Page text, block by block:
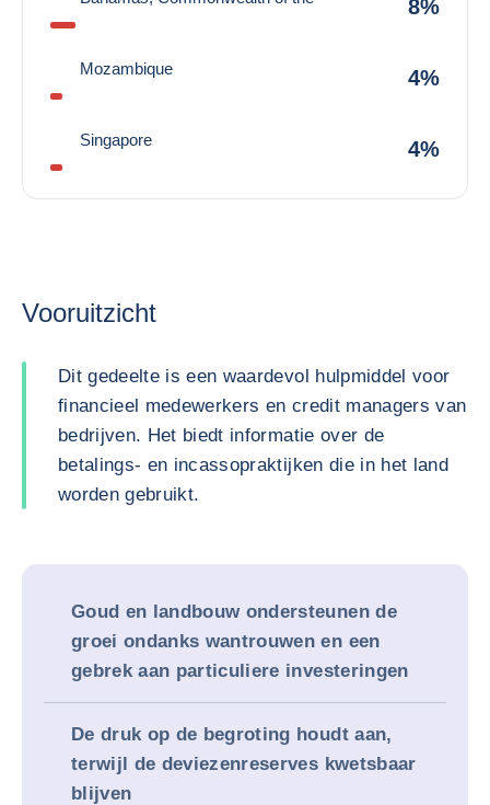
8%
Mozambique 4%
Singapore 4%
Vooruitzicht
Dit gedeelte is een waardevol hulpmiddel voor
financieel medewerkers en credit managers van
bedrijven. Het biedt informatie over de
betalings- en incassopraktijken die in het land
worden gebruikt.
Goud en landbouw ondersteunen de
groei ondanks wantrouwen en een
gebrek aan particuliere investeringen
De druk op de begroting houdt aan,
terwijl de deviezenreserves kwetsbaar
blijven